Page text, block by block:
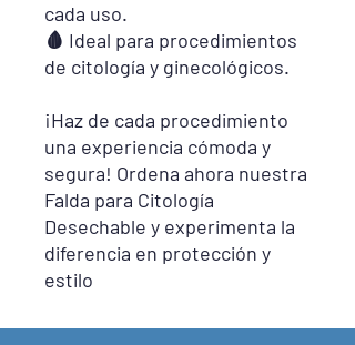
cada uso.
🩸 Ideal para procedimientos
de citología y ginecológicos.
¡Haz de cada procedimiento
una experiencia cómoda y
segura! Ordena ahora nuestra
Falda para Citología
Desechable y experimenta la
diferencia en protección y
estilo